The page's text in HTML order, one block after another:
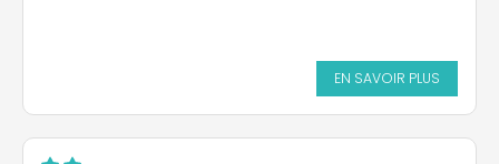
EN SAVOIR PLUS